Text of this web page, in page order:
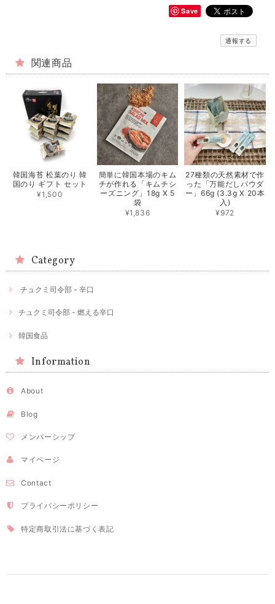
Save
通報する
関連商品
韓国海苔 松葉のり 韓
国のり ギフト セット
¥1,500
簡単に韓国本場のキム
チが作れる「キムチシ
ーズニング」18g X 5
袋
¥1,836
27種類の天然素材で作
った「万能だしパウダ
ー」66g (3.3g X 20本
入)
¥972
Category
チュクミ司令部 - 辛口
チュクミ司令部 - 燃える辛口
韓国食品
Information
About
Blog
メンバーシップ
マイページ
Contact
プライバシーポリシー
特定商取引法に基づく表記